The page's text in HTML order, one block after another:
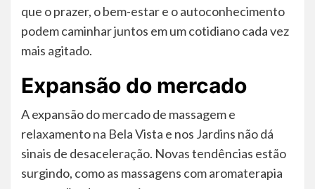
que o prazer, o bem-estar e o autoconhecimento
podem caminhar juntos em um cotidiano cada vez
mais agitado.
Expansão do mercado
A expansão do mercado de massagem e
relaxamento na Bela Vista e nos Jardins não dá
sinais de desaceleração. Novas tendências estão
surgindo, como as massagens com aromaterapia